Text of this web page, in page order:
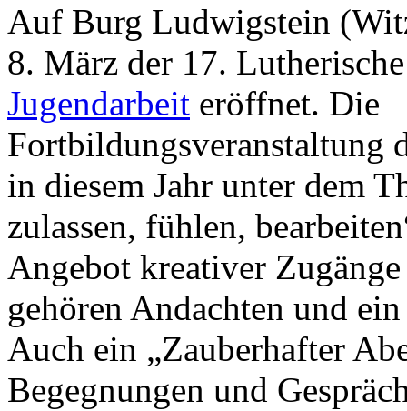
Auf Burg Ludwigstein
8. März der 17.
Jugendarbeit eröffnet. Die
Fortbildungsveranstaltung
in diesem Jahr unter dem
zulassen, fühlen,
Angebot kreativer
gehören Andachten und
Auch ein „Zauberhafter
Begegnungen und